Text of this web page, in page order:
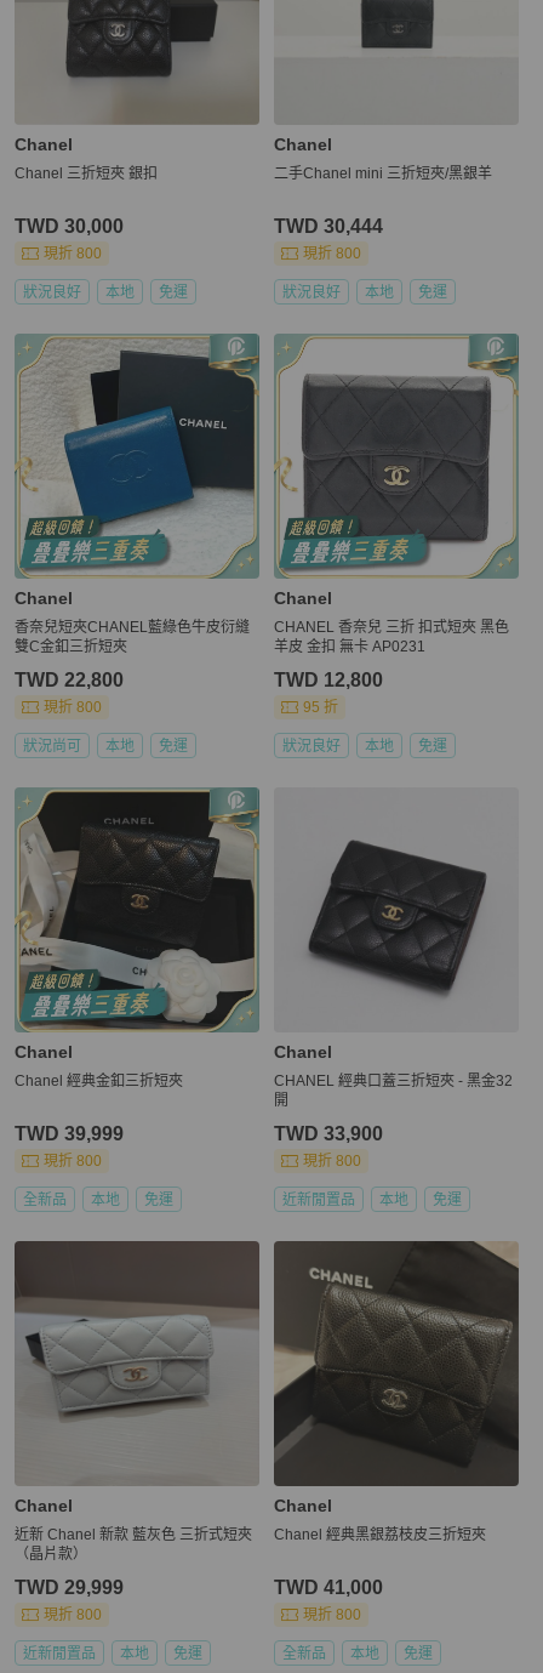
Chanel
Chanel 三折短夾 銀扣
TWD 30,000
現折 800
狀況良好 本地 免運
Chanel
二手Chanel mini 三折短夾/黑銀羊
TWD 30,444
現折 800
狀況良好 本地 免運
Chanel
香奈兒短夾CHANEL藍綠色牛皮衍縫
雙C金釦三折短夾
TWD 22,800
現折 800
狀況尚可 本地 免運
Chanel
CHANEL 香奈兒 三折 扣式短夾 黑色
羊皮 金扣 無卡 AP0231
TWD 12,800
95 折
狀況良好 本地 免運
Chanel
Chanel 經典金釦三折短夾
TWD 39,999
現折 800
全新品 本地 免運
Chanel
CHANEL 經典口蓋三折短夾 - 黑金32
開
TWD 33,900
現折 800
近新閒置品 本地 免運
Chanel
近新 Chanel 新款 藍灰色 三折式短夾
（晶片款）
TWD 29,999
現折 800
近新閒置品 本地 免運
Chanel
Chanel 經典黑銀荔枝皮三折短夾
TWD 41,000
現折 800
全新品 本地 免運